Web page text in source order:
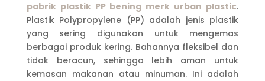
pabrik plastik PP bening merk urban plastic.
Plastik Polypropylene (PP) adalah jenis plastik
yang sering digunakan untuk mengemas
berbagai produk kering. Bahannya fleksibel dan
tidak beracun, sehingga lebih aman untuk
kemasan makanan atau minuman. Ini adalah